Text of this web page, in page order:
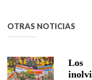
OTRAS NOTICIAS
Los